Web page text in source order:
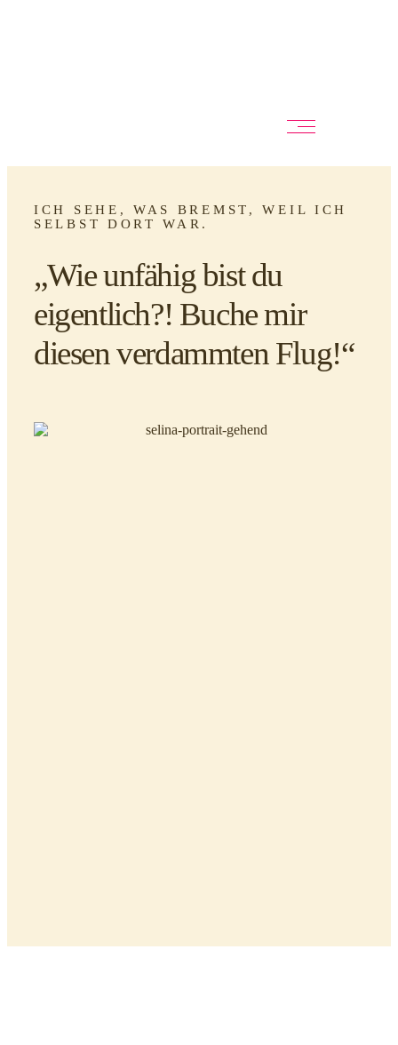
ICH SEHE, WAS BREMST, WEIL ICH
SELBST DORT WAR.
„Wie unfähig bist du
eigentlich?! Buche mir
diesen verdammten Flug!“